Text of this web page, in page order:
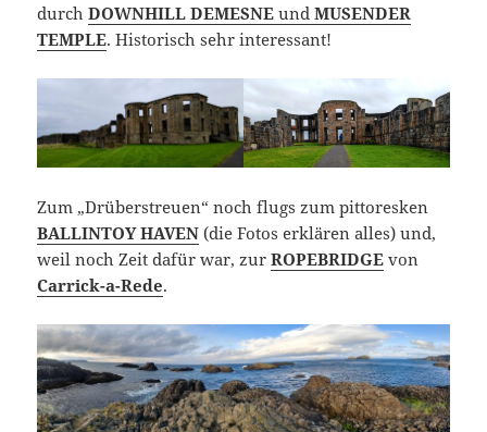
durchDOWNHILL DEMESNE undMUSENDER
TEMPLE. Historisch sehr interessant!
Zum „Drüberstreuen“ noch flugs zum pittoresken
BALLINTOY HAVEN (die Fotos erklären alles) und,
weil noch Zeit dafür war, zurROPEBRIDGE von
Carrick-a-Rede.